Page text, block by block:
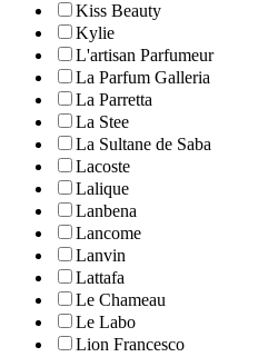
Kiss Beauty
Kylie
L'artisan Parfumeur
La Parfum Galleria
La Parretta
La Stee
La Sultane de Saba
Lacoste
Lalique
Lanbena
Lancome
Lanvin
Lattafa
Le Chameau
Le Labo
Lion Francesco